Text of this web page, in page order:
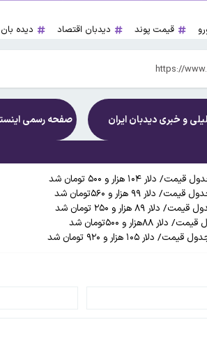
قیمت پوند دیدبان اقتصاد دیده
و خبریدیدبان ایران صفحه رسمی